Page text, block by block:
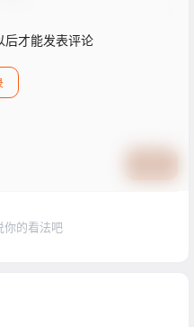
后才能发表评论
你的看法吧